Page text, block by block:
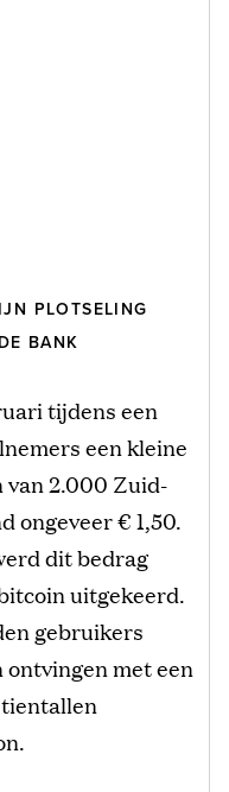
PLOTSELING
BANK
tijdens een
een kleine
van 2.000 Zuid-
ongeveer € 1,50.
dit bedrag
uitgekeerd.
gebruikers
met een